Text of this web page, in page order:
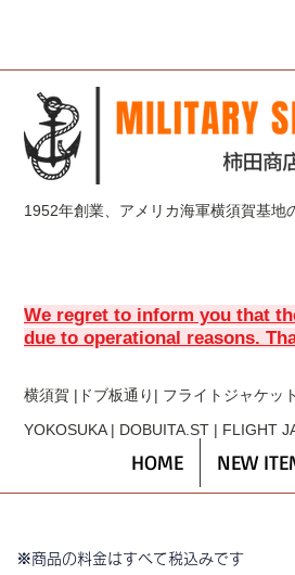
1952年創業、アメリカ海軍横須賀基地
We regret to inform you that
due to operational reasons.
横須賀 |ドブ板通り| フライト ジャケッ
YOKOSUKA | DOBUITA.ST | FLIGHT
HOME NEW
※商品の料金はすべて税込みです